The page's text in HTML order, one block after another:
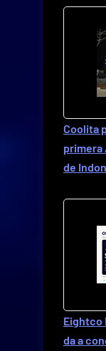
Coolita
primera
de
Eightco
da a